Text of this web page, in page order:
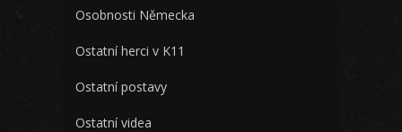
Osobnosti Německa
Ostatní herci v K11
Ostatní postavy
Ostatní videa